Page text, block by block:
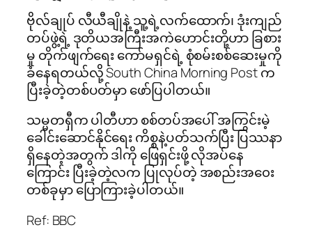
ဗိုလ်ချုပ် လီယီချိုနဲ့ သူ့ရဲ့လက်ထောက်၊ ဒုံးကျည်
တပ်ဖွဲ့ရဲ့ ဒုတိယအကြီးအကဲဟောင်းတို့ဟာ ခြစား
မှု တိုက်ဖျက်ရေး ကော်မရှင်ရဲ့ စုံစမ်းစစ်ဆေးမှုကို
ခံနေရတယ်လို့ South China Morning Post က
ပြီးခဲ့တဲ့တစ်ပတ်မှာ ဖော်ပြပါတယ်။
သမ္မတရှီက ပါတီဟာ စစ်တပ်အပေါ် အကြွင်းမဲ့
ခေါင်းဆောင်နိုင်ရေး ကိစ္စနဲ့ပတ်သက်ပြီး ပြဿနာ
ရှိနေတဲ့အတွက် ဒါကို ဖြေရှင်းဖို့ လိုအပ်နေ
ကြောင်း ပြီးခဲ့တဲ့လက ပြုလုပ်တဲ့ အစည်းအ၀ေး
တစ်ခုမှာ ပြောကြားခဲ့ပါတယ်။
Ref: BBC